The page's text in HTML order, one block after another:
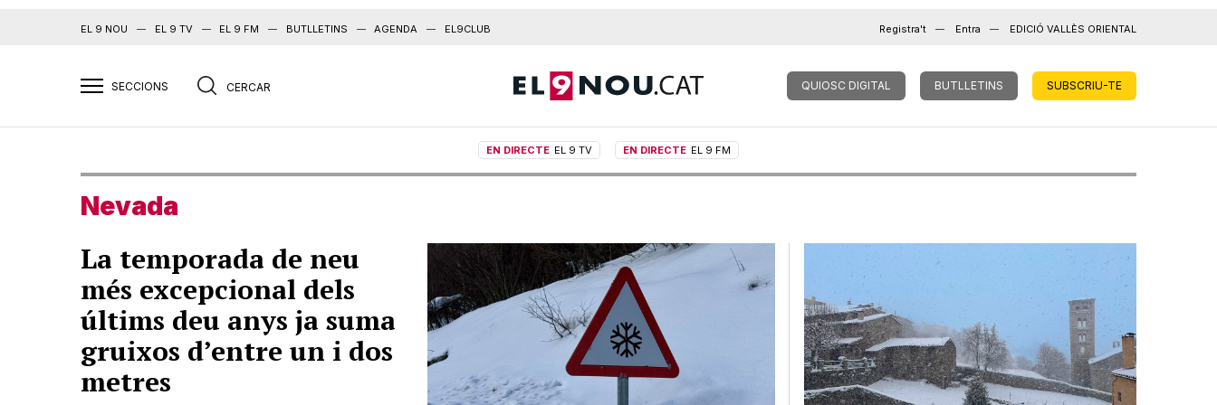
EL 9 NOU EL 9 TV EL 9 FM BUTLLETINS AGENDA EL9CLUB Registra't Entra EDICIÓ VALLÈS ORIENTAL
QUIOSC DIGITAL BUTLLETINS SUBSCRIU-TE
EN DIRECTE EL 9 TV EN DIRECTE EL 9 FM
Nevada
La temporada de neu
més excepcional dels
últims deu anys ja suma
gruixos d’entre un i dos
metres